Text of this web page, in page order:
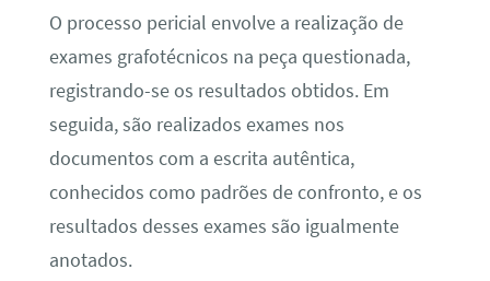
O processo pericial envolve a realização de
exames grafotécnicos na peça questionada,
registrando-se os resultados obtidos. Em
seguida, são realizados exames nos
documentos com a escrita autêntica,
conhecidos como padrões de confronto, e os
resultados desses exames são igualmente
anotados.